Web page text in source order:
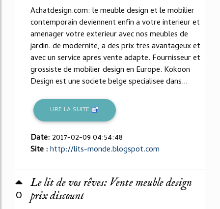
Achatdesign.com: le meuble design et le mobilier
contemporain deviennent enfin a votre interieur et
amenager votre exterieur avec nos meubles de
jardin. de modernite, a des prix tres avantageux et
avec un service apres vente adapte. Fournisseur et
grossiste de mobilier design en Europe. Kokoon
Design est une societe belge specialisee dans...
LIRE LA SUITE
Date: 2017-02-09 04:54:48
Site :http://lits-monde.blogspot.com
0
Le lit de vos rêves: Vente meuble design
prix discount